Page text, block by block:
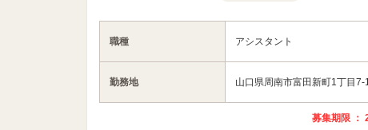
職種 アシスタント
勤務地 山口県周南市富田新町1丁目7-
募集期限 ：